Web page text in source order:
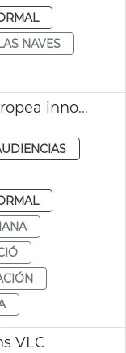
NAVES
Candidatura capitalidad europea innovación
VLC